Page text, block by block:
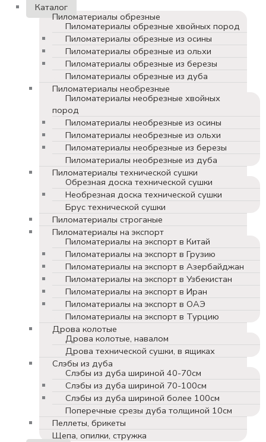
Каталог
Пиломатериалы обрезные
Пиломатериалы обрезные хвойных пород
Пиломатериалы обрезные из осины
Пиломатериалы обрезные из ольхи
Пиломатериалы обрезные из березы
Пиломатериалы обрезные из дуба
Пиломатериалы необрезные
Пиломатериалы необрезные хвойных
пород
Пиломатериалы необрезные из осины
Пиломатериалы необрезные из ольхи
Пиломатериалы необрезные из березы
Пиломатериалы необрезные из дуба
Пиломатериалы технической сушки
Обрезная доска технической сушки
Необрезная доска технической сушки
Брус технической сушки
Пиломатериалы строганые
Пиломатериалы на экспорт
Пиломатериалы на экспорт в Китай
Пиломатериалы на экспорт в Грузию
Пиломатериалы на экспорт в Азербайджан
Пиломатериалы на экспорт в Узбекистан
Пиломатериалы на экспорт в Иран
Пиломатериалы на экспорт в ОАЭ
Пиломатериалы на экспорт в Турцию
Дрова колотые
Дрова колотые, навалом
Дрова технической сушки, в ящиках
Слэбы из дуба
Слэбы из дуба шириной 40-70см
Слэбы из дуба шириной 70-100см
Слэбы из дуба шириной более 100см
Поперечные срезы дуба толщиной 10см
Пеллеты, брикеты
Щепа, опилки, стружка